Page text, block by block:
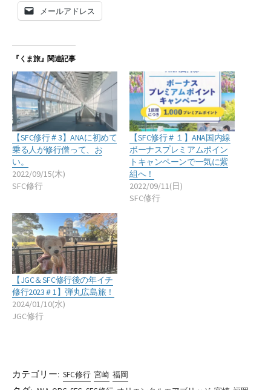
メールアドレス
『くま旅』関連記事
【SFC修行＃3】ANAに初めて
乗る人が修行僧って、お
い。
2022/09/15(木)
SFC修行
【SFC修行＃１】ANA国内線
ボーナスプレミアムポイン
トキャンペーンで一気に紫
組へ！
2022/09/11(日)
SFC修行
【JGC＆SFC修行後の年イチ
修行2023＃1】弾丸広島旅！
2024/01/10(水)
JGC修行
カテゴリー: SFC修行 宮崎 福岡